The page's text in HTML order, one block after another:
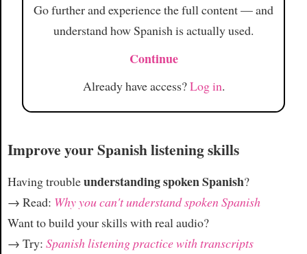
Go further and experience the full content — and
understand how Spanish is actually used.
Continue
Already have access?Log in.
Improve your Spanish listening skills
Having troubleunderstanding spoken Spanish?
→ Read: Why you can't understand spoken Spanish
Want to build your skills with real audio?
→ Try: Spanish listening practice with transcripts